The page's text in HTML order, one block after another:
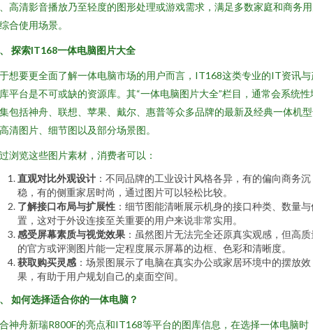
高清影音播放乃至轻度的图形处理或游戏需求，满足多数家庭和商务
合使用场景。
探索IT168一体电脑图片大全
想要更全面了解一体电脑市场的用户而言，IT168这类专业的IT资讯与
平台是不可或缺的资源库。其“一体电脑图片大全”栏目，通常会系统性
包括神舟、联想、苹果、戴尔、惠普等众多品牌的最新及经典一体机
清图片、细节图以及部分场景图。
浏览这些图片素材，消费者可以：
直观对比外观设计 ：不同品牌的工业设计风格各异，有的偏向商务沉
稳，有的侧重家居时尚，通过图片可以轻松比较。
了解接口布局与扩展性 ：细节图能清晰展示机身的接口种类、数量
置，这对于外设连接至关重要的用户来说非常实用。
感受屏幕素质与视觉效果 ：虽然图片无法完全还原真实观感，但高
的官方或评测图片能一定程度展示屏幕的边框、色彩和清晰度。
获取购买灵感 ：场景图展示了电脑在真实办公或家居环境中的摆放效
果，有助于用户规划自己的桌面空间。
如何选择适合你的一体电脑？
神舟新瑞R800F的亮点和IT168等平台的图库信息，在选择一体电脑时